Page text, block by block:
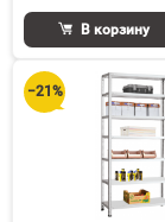
В корзину
−21%